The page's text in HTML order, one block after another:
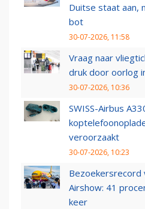
Duitse staat aan,
bot
30-07-2026, 11:58
Vraag naar
druk door oorlog
30-07-2026, 10:36
SWISS-Airbus
veroorzaakt
30-07-2026, 10:23
Bezoekersrecord
Airshow: 41
keer